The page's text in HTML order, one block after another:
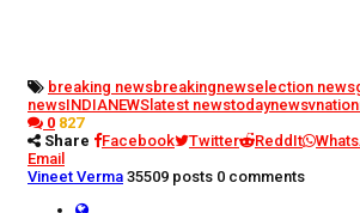
breaking newsbreakingnewselection news
newsINDIANEWS latest newstodaynews
0 827
Share
Facebook Twitter ReddIt
Email
Vineet Verma 35509 posts 0 comments